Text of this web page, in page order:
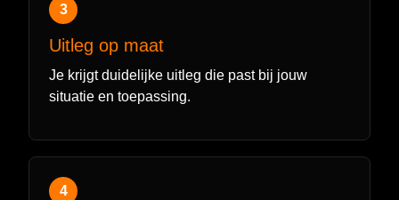
3
Uitleg op maat
Je krijgt duidelijke uitleg die past bij jouw
situatie en toepassing.
4